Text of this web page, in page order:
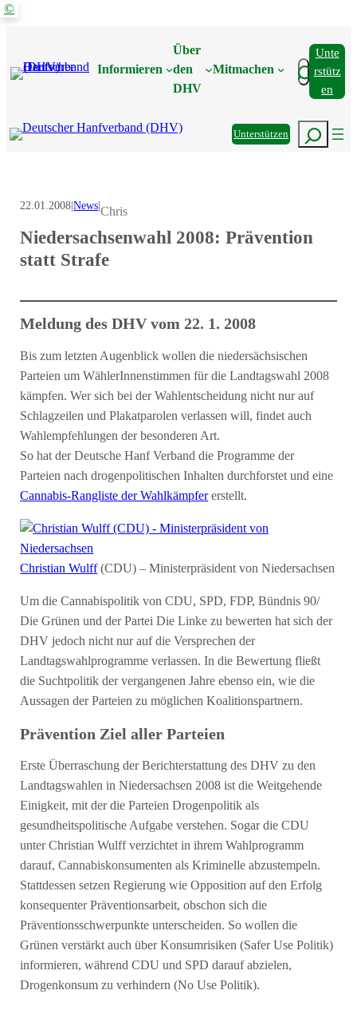
Zum
Informieren
Über
den
DHV
Mitmachen Suchen
Unte
Rstütz
En
UnterstützenSuchen
©
22.01.2008|News|Chris
Niedersachsenwahl 2008: Prävention
statt Strafe
Meldung des DHV vom 22. 1. 2008
Bis zum letzten Augenblick wollen die niedersächsischen
Parteien um WählerInnenstimmen für die Landtagswahl 2008
kämpfen. Wer sich bei der Wahlentscheidung nicht nur auf
Schlagzeilen und Plakatparolen verlassen will, findet auch
Wahlempfehlungen der besonderen Art.
So hat der Deutsche Hanf Verband die Programme der
Parteien nach drogenpolitischen Inhalten durchforstet und eine
Cannabis-Rangliste der Wahlkämpfererstellt.
Christian Wulff(CDU) – Ministerpräsident von Niedersachsen
Um die Cannabispolitik von CDU, SPD, FDP, Bündnis 90/
Die Grünen und der Partei Die Linke zu bewerten hat sich der
DHV jedoch nicht nur auf die Versprechen der
Landtagswahlprogramme verlassen. In die Bewertung fließt
die Suchtpolitik der vergangenen Jahre ebenso ein, wie die
Aussagen der Parteien zu möglichen Koalitionspartnern.
Prävention Ziel aller Parteien
Erste Überraschung der Berichterstattung des DHV zu den
Landtagswahlen in Niedersachsen 2008 ist die Weitgehende
Einigkeit, mit der die Parteien Drogenpolitik als
gesundheitspolitische Aufgabe verstehen. Sogar die CDU
unter Christian Wulff verzichtet in ihrem Wahlprogramm
darauf, Cannabiskonsumenten als Kriminelle abzustempeln.
Stattdessen setzen Regierung wie Opposition auf den Erfolg
konsequenter Präventionsarbeit, obschon sich die
Präventionsschwerpunkte unterscheiden. So wollen die
Grünen verstärkt auch über Konsumrisiken (Safer Use Politik)
informieren, während CDU und SPD darauf abzielen,
Drogenkonsum zu verhindern (No Use Politik).